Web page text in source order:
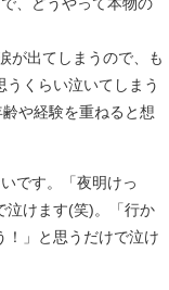
、どうやって本物の
が出てしまうので、も
うくらい泣いてしまう
や経験を重ねると想
です。「夜明けっ
泣けます(笑)。「行か
！」と思うだけで泣け